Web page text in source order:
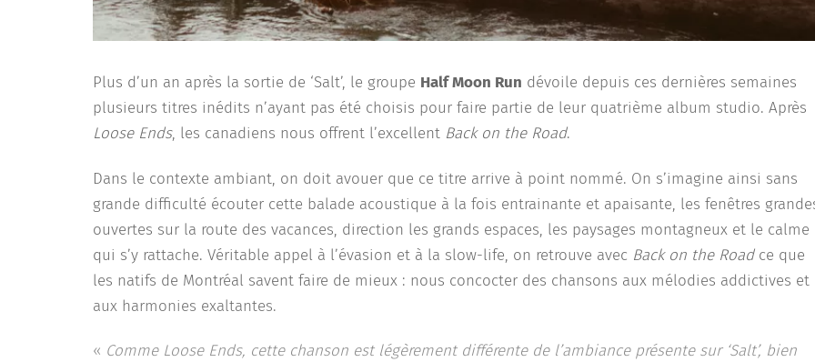
Plus d’un an après la sortie de ‘Salt’, le groupe Half Moon Run dévoile depuis ces dernières semaines
plusieurs titres inédits n’ayant pas été choisis pour faire partie de leur quatrième album studio. Après
Loose Ends, les canadiens nous offrent l’excellent Back on the Road.
Dans le contexte ambiant, on doit avouer que ce titre arrive à point nommé. On s’imagine ainsi sans
grande difficulté écouter cette balade acoustique à la fois entrainante et apaisante, les fenêtres
ouvertes sur la route des vacances, direction les grands espaces, les paysages montagneux et le calme
qui s’y rattache. Véritable appel à l’évasion et à la slow-life, on retrouve avec Back on the Roadce que
les natifs de Montréal savent faire de mieux : nous concocter des chansons aux mélodies addictives et
aux harmonies exaltantes.
« Comme Loose Ends, cette chanson est légèrement différente de l’ambiance présente sur ‘Salt’, bien